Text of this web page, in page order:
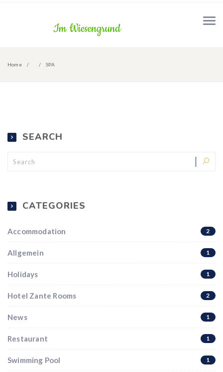
Home SPA
SEARCH
CATEGORIES
Accommodation 2
Allgemein 1
Holidays 1
Hotel Zante Rooms 2
News 1
Restaurant 1
Swimming Pool 1